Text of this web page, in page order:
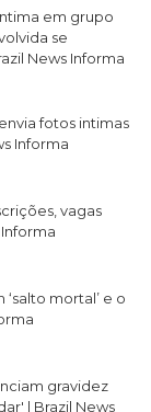
em grupo
se
News Informa
fotos intimas
Informa
vagas
mortal’ e o
gravidez
| Brazil News